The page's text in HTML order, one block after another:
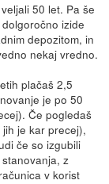
50 let. Pa še
izide
depozitom, in
nekaj vredno.
plačaš 2,5
je po 50
Če pogledaš
je kar precej),
če so izgubili
z
v korist